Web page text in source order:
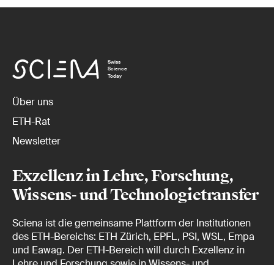
Swiss
Science
Today
Über uns
ETH-Rat
Newsletter
Exzellenz in Lehre, Forschung,
Wissens- und Technologietransfer
Sciena ist die gemeinsame Plattform der Institutionen
des ETH-Bereichs: ETH Zürich, EPFL, PSI, WSL, Empa
und Eawag. Der ETH-Bereich will durch Exzellenz in